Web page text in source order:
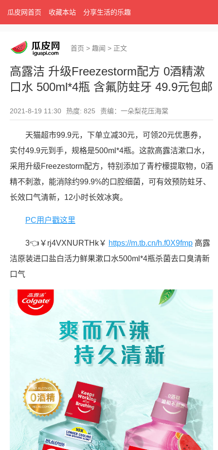
瓜皮网首页 收藏本站 分享生活的乐趣
首页 > 趣闻 > 正文
高露洁 升级Freezestorm配方 0酒精漱
口水 500ml*4瓶 含氟防蛀牙 49.9元包邮
2021-8-19 11:30 热度: 825 责编：一朵梨花压海棠
天猫超市99.9元，下单立减30元，可领20元优惠券，
实付49.9元到手，规格是500ml*4瓶。这款高露洁漱口水，
采用升级Freezestorm配方，特别添加了青柠檬提取物，0酒
精不刺激，能消除约99.9%的口腔细菌，可有效预防蛀牙、
长效口气清新，12小时长效冰爽。
PC用户戳这里
3👈￥rj4VXNURTHk￥ https://m.tb.cn/h.f0X9fmp 高露
洁原装进口盐白活力鲜果漱口水500ml*4瓶杀菌去口臭清新
口气